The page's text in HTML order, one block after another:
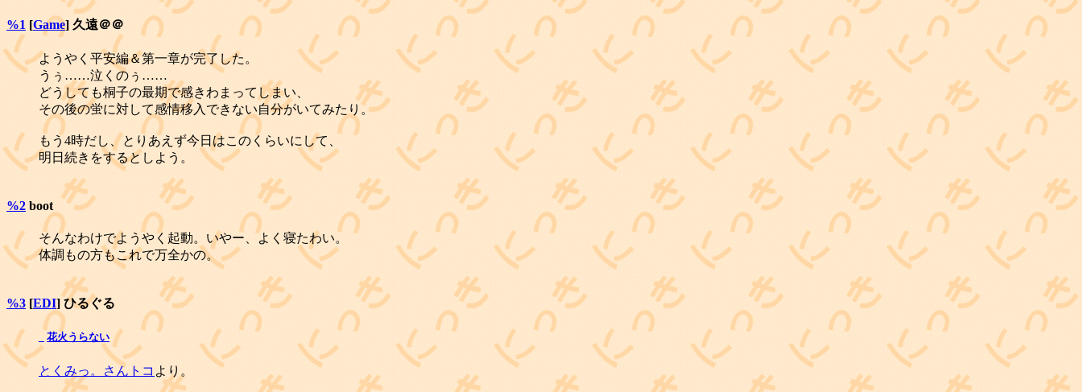
%1 [Game] 久遠＠＠
ようやく平安編＆第一章が完了した。
うぅ……泣くのぅ……
どうしても桐子の最期で感きわまってしまい、
その後の蛍に対して感情移入できない自分がいてみたり。
もう4時だし、とりあえず今日はこのくらいにして、
明日続きをするとしよう。
%2 boot
そんなわけでようやく起動。いやー、よく寝たわい。
体調もの方もこれで万全かの。
%3 [EDI] ひるぐる
花火うらない
とくみっ。さんトコ より。